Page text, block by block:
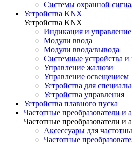
Системы охранной
Устройства KNX
Устройства KNX
Индикация и управление
Модули ввода
Модули ввода/вывода
Системные устройства
Управление жалюзи
Управление освещением
Устройства для
Устройства управления
Устройства плавного пуска
Частотные преобразователи и
Частотные преобразователи и
Аксессуары для
Частотные